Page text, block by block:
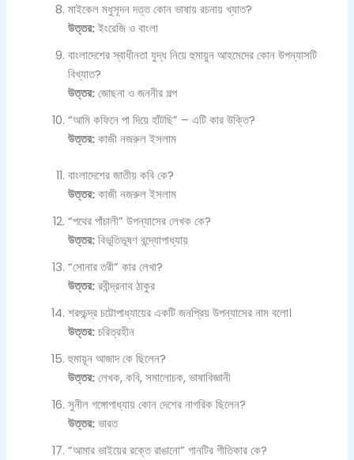
মাইকেল মধুসূদন দত্ত কোন ভাষায় রচনায় খ্যাত?
উত্তর: ইংরেজি ও বাংলা
বাংলাদেশের স্বাধীনতা যুদ্ধ নিয়ে হুমায়ুন আহমেদের কোন উপন্যাসটি
বিখ্যাত?
উত্তর: জোছনা ও জননীর গল্প
“আমি কফিনে পা দিয়ে হাঁটছি” – এটি কার উক্তি?
উত্তর: কাজী নজরুল ইসলাম
বাংলাদেশের জাতীয় কবি কে?
উত্তর: কাজী নজরুল ইসলাম
“পথের পাঁচালী” উপন্যাসের লেখক কে?
উত্তর: বিভূতিভূষণ বন্দ্যোপাধ্যায়
“সোনার তরী” কার লেখা?
উত্তর: রবীন্দ্রনাথ ঠাকুর
শরৎচন্দ্র চট্টোপাধ্যায়ের একটি জনপ্রিয় উপন্যাসের নাম বলো।
উত্তর: চরিত্রহীন
হুমায়ূন আজাদ কে ছিলেন?
উত্তর: লেখক, কবি, সমালোচক, ভাষাবিজ্ঞানী
সুনীল গঙ্গোপাধ্যায় কোন দেশের নাগরিক ছিলেন?
উত্তর: ভারত
“আমার ভাইয়ের রক্তে রাঙানো” গানটির গীতিকার কে?